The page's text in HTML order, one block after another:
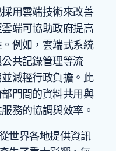
採用雲端技術來改善
端可協助政府提高
例如，雲端式系統
共記錄管理等流
減輕行政負擔。此
門間的資料共用與
務的協調與效率。
世界各地提供資訊